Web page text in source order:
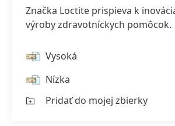
Značka Loctite prispieva k
výroby zdravotníckych pomôcok.
Vysoká
Nízka
Pridať do mojej zbierky